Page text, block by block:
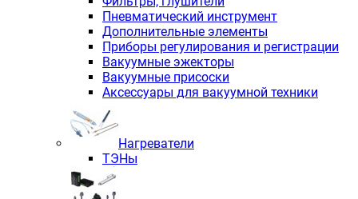
Пневматический инструмент
Дополнительные элементы
Приборы регулирования и регистрации
Вакуумные эжекторы
Вакуумные присоски
Аксессуары для вакуумной техники
Нагреватели
ТЭНы